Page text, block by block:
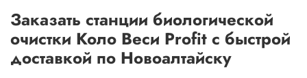
Заказать станции биологической
очистки Коло Веси Profit с быстрой
доставкой по Новоалтайску